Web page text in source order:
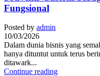
Fungsional
Posted by admin
10/03/2026
Dalam dunia bisnis yang
hanya dituntut untuk terus
ditawark...
Continue reading